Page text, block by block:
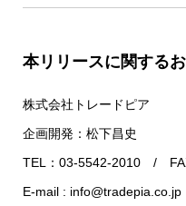
本リリースに関する
株式会社トレードピア
企画開発：松下昌史
TEL：03-5542-2010 /
E-mail : info@tradepia.co.jp